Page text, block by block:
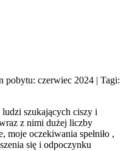
pobytu: czerwiec 2024 | Tagi:
ludzi szukających ciszy i
z nimi dużej liczby
moje oczekiwania spełniło ,
się i odpoczynku